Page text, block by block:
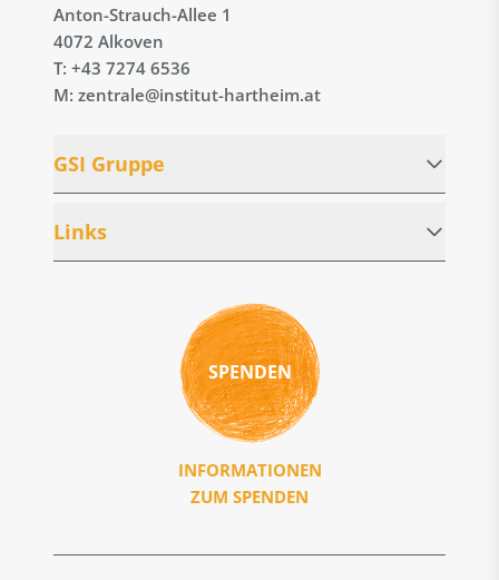
Anton-Strauch-Allee 1
4072 Alkoven
T: +43 7274 6536
M: zentrale@institut-hartheim.at
GSI Gruppe
Links
SPENDEN
INFORMATIONEN
ZUM SPENDEN